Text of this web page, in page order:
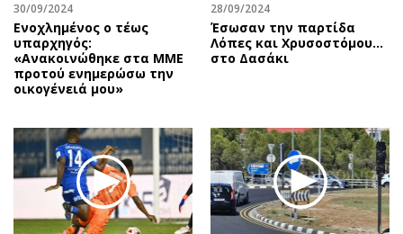
AstroBank Properties
Trends
Ενέργεια
Ναυτιλία
Ελλάδα
Κόσμος
Παράξενα
Πολιτισμός
Περιβάλλον
Good Life
Γυναίκα
Συνταγές
Έξοδος
Media
Εκπομπές
30/09/2024
Ενοχλημένος ο τέως
υπαρχηγός:
«Ανακοινώθηκε στα ΜΜΕ
προτού ενημερώσω την
οικογένειά μου»
28/09/2024
Έσωσαν την παρτίδα
Λόπες και Χρυσοστόμου…
στο Δασάκι